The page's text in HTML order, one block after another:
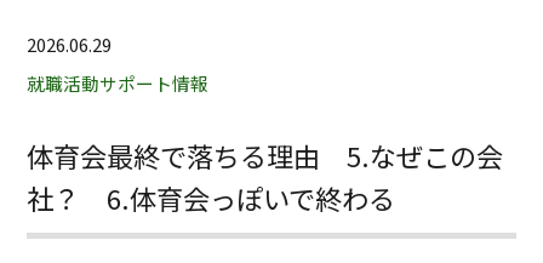
2026.06.29
就職活動サポート情報
体育会最終で落ちる理由 5.なぜこの会
社？ 6.体育会っぽいで終わる